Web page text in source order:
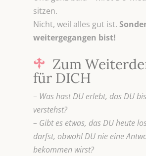
sitzen.
Nicht, weil alles gut ist.
weitergegangen bist!
Zum
für DICH
– Was hast DU erlebt, das DU
verstehst?
– Gibt es etwas, das DU heute
darfst, obwohl DU nie eine
bekommen wirst?